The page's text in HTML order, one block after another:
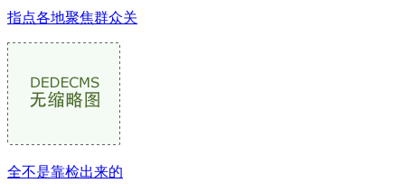
指点各地聚焦群众关
全不是靠检出来的